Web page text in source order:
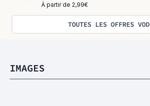
À partir de 2,99€
TOUTES LES OFFRES VOD
IMAGES